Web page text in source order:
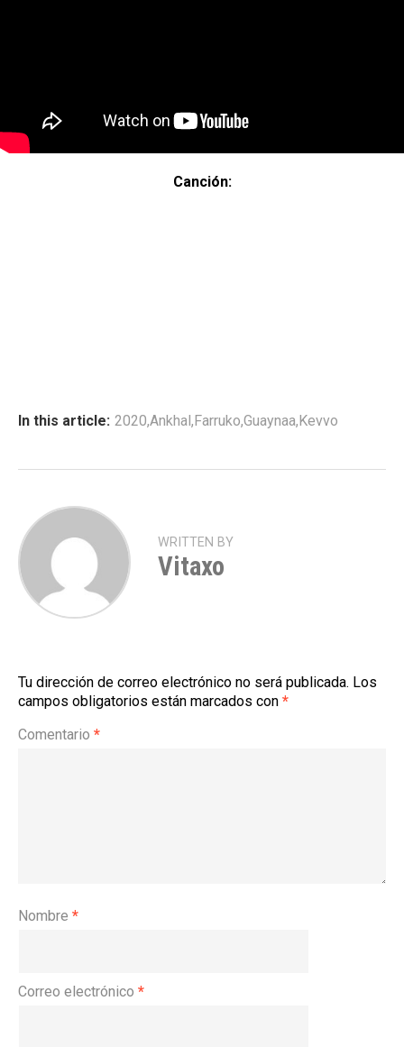
Canción:
In this article: 2020,Ankhal,Farruko,Guaynaa,Kevvo
WRITTEN BY
Vitaxo
Tu dirección de correo electrónico no será publicada. Los
campos obligatorios están marcados con *
Comentario *
Nombre *
Correo electrónico *